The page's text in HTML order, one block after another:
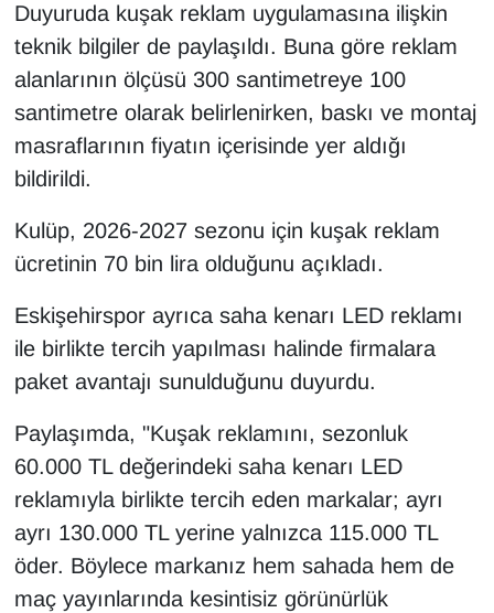
Duyuruda kuşak reklam uygulamasına ilişkin
teknik bilgiler de paylaşıldı. Buna göre reklam
alanlarının ölçüsü 300 santimetreye 100
santimetre olarak belirlenirken, baskı ve montaj
masraflarının fiyatın içerisinde yer aldığı
bildirildi.
Kulüp, 2026-2027 sezonu için kuşak reklam
ücretinin 70 bin lira olduğunu açıkladı.
Eskişehirspor ayrıca saha kenarı LED reklamı
ile birlikte tercih yapılması halinde firmalara
paket avantajı sunulduğunu duyurdu.
Paylaşımda, "Kuşak reklamını, sezonluk
60.000 TL değerindeki saha kenarı LED
reklamıyla birlikte tercih eden markalar; ayrı
ayrı 130.000 TL yerine yalnızca 115.000 TL
öder. Böylece markanız hem sahada hem de
maç yayınlarında kesintisiz görünürlük